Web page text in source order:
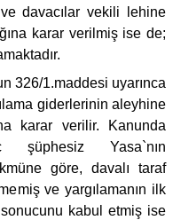
ve davacılar vekili lehine
karar verilmiş ise de;
326/1.maddesi uyarınca
giderlerinin aleyhine
karar verilir. Kanunda
Yasa`nın
göre, davalı taraf
ve yargılamanın ilk
sonucunu kabul etmiş ise